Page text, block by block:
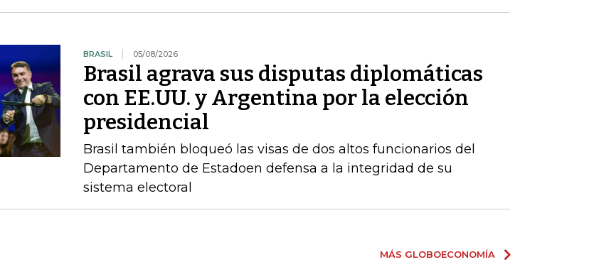
BRASIL 05/08/2026
Brasil agrava sus disputas diplomáticas
con EE.UU. y Argentina por la elección
presidencial
Brasil también bloqueó las visas de dos altos funcionarios del
Departamento de Estadoen defensa a la integridad de su
sistema electoral
MÁS GLOBOECONOMÍA